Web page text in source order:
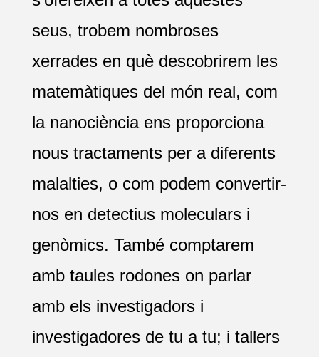
seus, trobem nombroses
xerrades en què descobrirem les
matemàtiques del món real, com
la nanociència ens proporciona
nous tractaments per a diferents
malalties, o com podem convertir-
nos en detectius moleculars i
genòmics. També comptarem
amb taules rodones on parlar
amb els investigadors i
investigadores de tu a tu; i tallers